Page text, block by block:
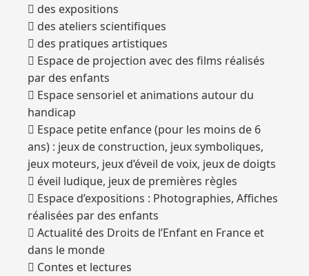
 des expositions
 des ateliers scientifiques
 des pratiques artistiques
 Espace de projection avec des films réalisés
par des enfants
 Espace sensoriel et animations autour du
handicap
 Espace petite enfance (pour les moins de 6
ans) : jeux de construction, jeux symboliques,
jeux moteurs, jeux d’éveil de voix, jeux de doigts
 éveil ludique, jeux de premières règles
 Espace d’expositions : Photographies, Affiches
réalisées par des enfants
 Actualité des Droits de l’Enfant en France et
dans le monde
 Contes et lectures